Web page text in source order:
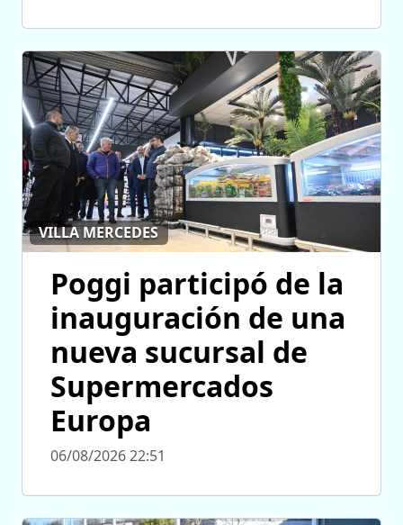
VILLA MERCEDES
Poggi participó de la
inauguración de una
nueva sucursal de
Supermercados
Europa
06/08/2026 22:51